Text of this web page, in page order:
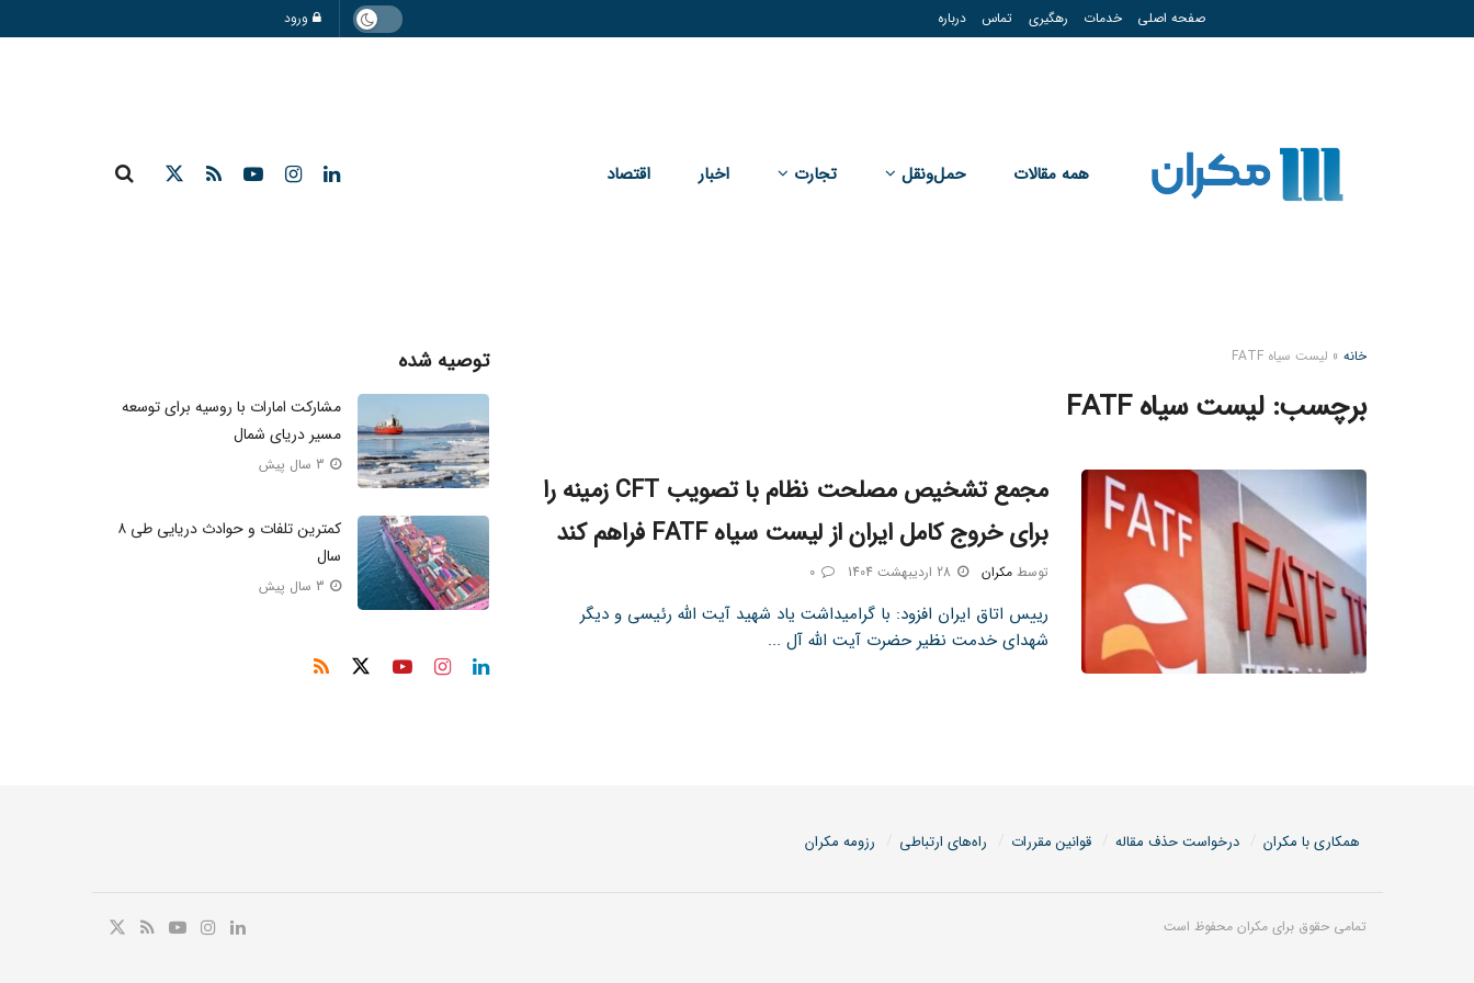
صفحه اصلی خدمات رهگیری تماس درباره ورود
همه مقالات حمل‌و‌نقل تجارت اخبار اقتصاد
خانه » لیست سیاه FATF
برچسب:لیست سیاه FATF
مجمع تشخیص مصلحت نظام با تصویب CFT زمینه را
برای خروج کامل ایران از لیست سیاه FATF فراهم کند
توسط مکران 28 اردیبهشت 1404 0
رییس اتاق ایران افزود: با گرامیداشت یاد شهید آیت الله رئیسی و دیگر
شهدای خدمت نظیر حضرت آیت الله آل ...
توصیه شده
مشارکت امارات با روسیه برای توسعه
مسیر دریای شمال
3 سال پیش
کمترین تلفات و حوادث دریایی طی ۸
سال
3 سال پیش
همکاری با مکران درخواست حذف مقاله قوانین مقررات راه‌های ارتباطی رزومه مکران
تمامی حقوق برای مکران محفوظ است